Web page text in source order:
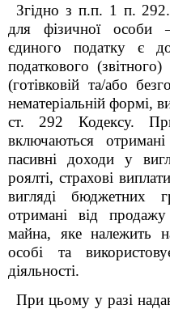
Згідно з п.п. 1 п.
для фізичної особи
єдиного податку є
податкового
(готівковій та/або
нематеріальній формі,
ст. 292 Кодексу.
включаються
пасивні доходи у
роялті, страхові
вигляді бюджетних
отримані від
майна, яке належить
особі та
діяльності.
При цьому у разі